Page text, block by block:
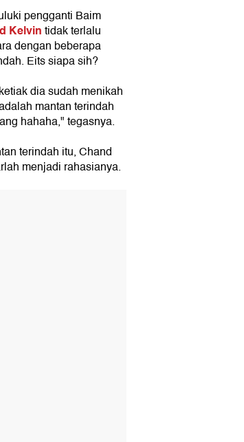
pengganti Baim
Kelvintidak terlalu
dengan beberapa
Eits siapa sih?
dia sudah menikah
mantan terindah
hahaha," tegasnya.
terindah itu, Chand
menjadi rahasianya.